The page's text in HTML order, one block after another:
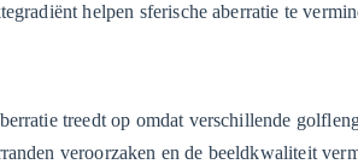
helpen sferische aberratie te
treedt op omdat verschillende
veroorzaken en de beeldkwaliteit